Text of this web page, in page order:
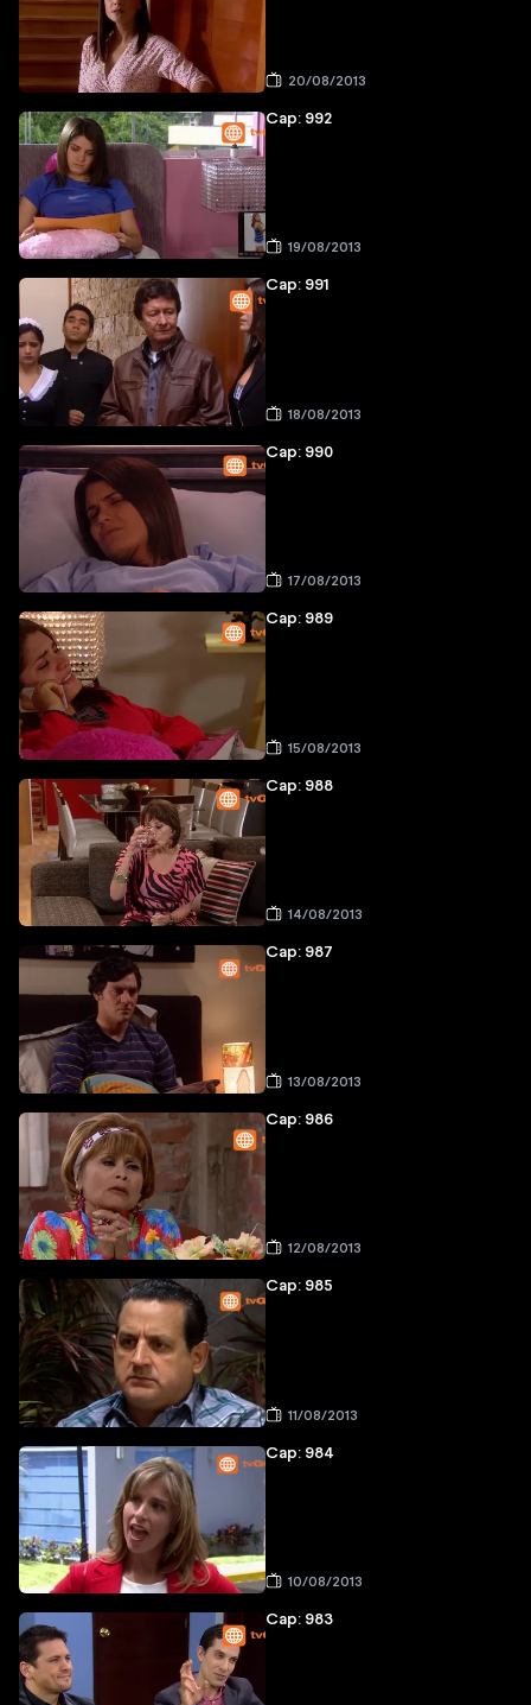
20/08/2013
Cap: 992
19/08/2013
Cap: 991
18/08/2013
Cap: 990
17/08/2013
Cap: 989
15/08/2013
Cap: 988
14/08/2013
Cap: 987
13/08/2013
Cap: 986
12/08/2013
Cap: 985
11/08/2013
Cap: 984
10/08/2013
Cap: 983